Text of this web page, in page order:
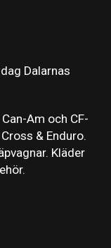
Dalarnas
Am och CF-
& Enduro.
Kläder